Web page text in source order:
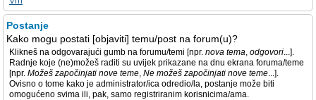
Postanje
Kako mogu postati [objaviti] temu/post na forum(u)?
Klikneš na odgovarajući gumb na forumu/temi [npr. nova tema, odgovori...].
Radnje koje (ne)možeš raditi su uvijek prikazane na dnu ekrana foruma/teme
[npr. Možeš započinjati nove teme, Ne možeš započinjati nove teme...].
Ovisno o tome kako je administrator/ica odredio/la, postanje može biti
omogućeno svima ili, pak, samo registriranim korisnicima/ama.